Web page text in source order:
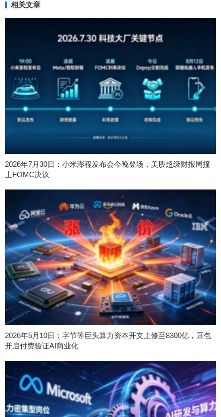
相关文章
2026年7月30日：小米澎程发布会今晚登场，美股超级财报周撞
上FOMC决议
2026年5月10日：字节等巨头算力资本开支上修至8300亿，豆包
开启付费验证AI商业化